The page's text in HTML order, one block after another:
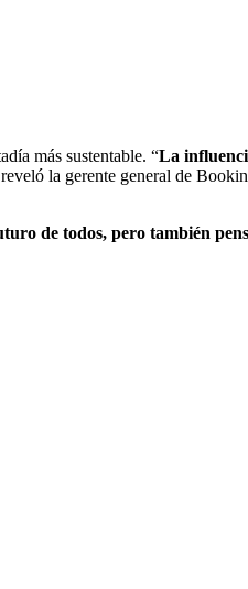
más sustentable. “La
la gerente general de
de todos, pero también